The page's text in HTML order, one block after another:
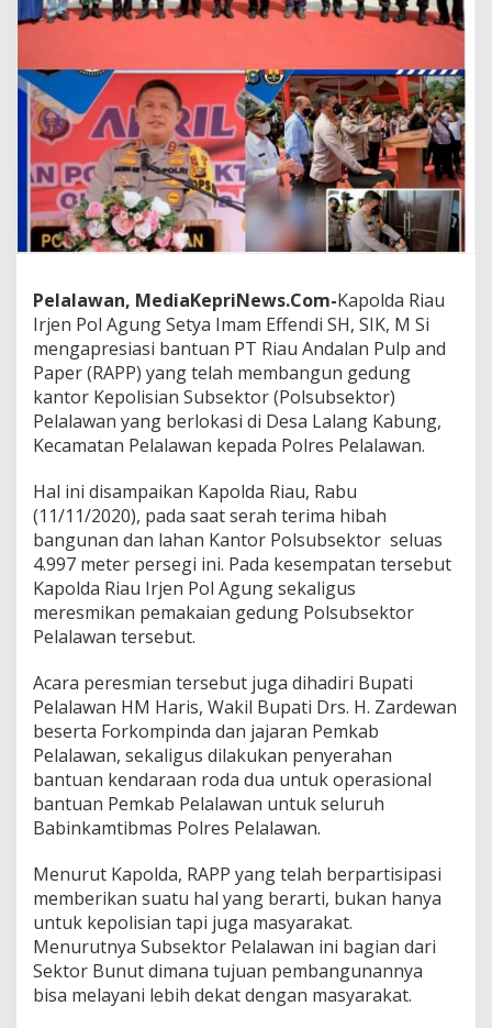
a
P
l
s
u
b
e
k
t
o
P
e
l
a
l
a
w
a
n
B
a
n
t
u
a
n
i
P
T
A
P
P
Pelalawan, MediaKepriNews.Com-Kapolda Riau
Irjen Pol Agung Setya Imam Effendi SH, SIK, M Si
mengapresiasi bantuan PT Riau Andalan Pulp and
Paper (RAPP) yang telah membangun gedung
kantor Kepolisian Subsektor (Polsubsektor)
Pelalawan yang berlokasi di Desa Lalang Kabung,
Kecamatan Pelalawan kepada Polres Pelalawan.
Hal ini disampaikan Kapolda Riau, Rabu
(11/11/2020), pada saat serah terima hibah
bangunan dan lahan Kantor Polsubsektor seluas
4.997 meter persegi ini. Pada kesempatan tersebut
Kapolda Riau Irjen Pol Agung sekaligus
meresmikan pemakaian gedung Polsubsektor
Pelalawan tersebut.
Acara peresmian tersebut juga dihadiri Bupati
Pelalawan HM Haris, Wakil Bupati Drs. H. Zardewan
beserta Forkompinda dan jajaran Pemkab
Pelalawan, sekaligus dilakukan penyerahan
bantuan kendaraan roda dua untuk operasional
bantuan Pemkab Pelalawan untuk seluruh
Babinkamtibmas Polres Pelalawan.
Menurut Kapolda, RAPP yang telah berpartisipasi
memberikan suatu hal yang berarti, bukan hanya
untuk kepolisian tapi juga masyarakat.
Menurutnya Subsektor Pelalawan ini bagian dari
Sektor Bunut dimana tujuan pembangunannya
bisa melayani lebih dekat dengan masyarakat.